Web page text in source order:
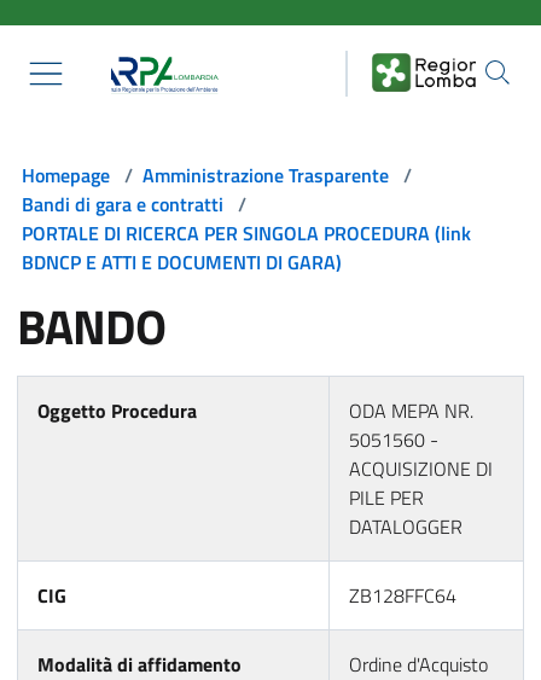
Homepage / Amministrazione Trasparente /
Bandi di gara e contratti /
PORTALE DI RICERCA PER SINGOLA PROCEDURA (link
BDNCP E ATTI E DOCUMENTI DI GARA)
BANDO
Oggetto Procedura
ODA MEPA NR.
5051560 -
ACQUISIZIONE DI
PILE PER
DATALOGGER
CIG ZB128FFC64
Modalità di affidamento
Ordine d'Acquisto